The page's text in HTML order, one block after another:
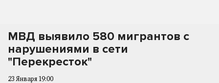
МВД выявило 580 мигрантов с
нарушениями в сети
"Перекресток"
23 Января 19:00